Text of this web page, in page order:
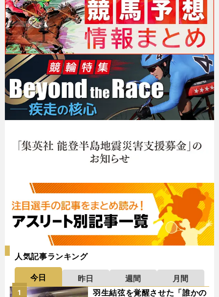
人気記事ランキング
今日 昨日 週間
月間
羽生結弦を覚醒させた「誰かの
1